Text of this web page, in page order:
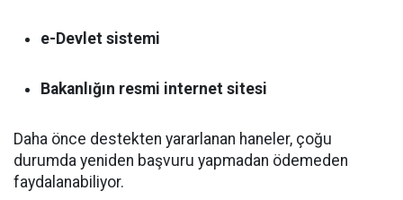
e-Devlet sistemi
Bakanlığın resmi internet sitesi
Daha önce destekten yararlanan haneler, çoğu
durumda yeniden başvuru yapmadan ödemeden
faydalanabiliyor.